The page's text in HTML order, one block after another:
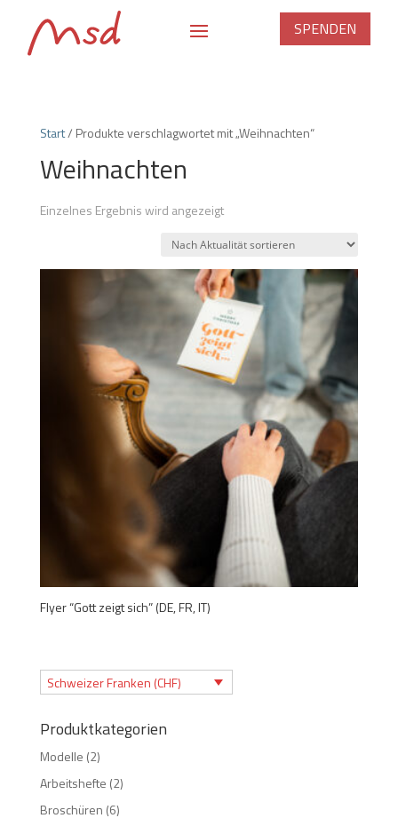
SPENDEN
Start/ Produkte verschlagwortet mit „Weihnachten“
Weihnachten
Einzelnes Ergebnis wird angezeigt
Flyer “Gott zeigt sich” (DE, FR, IT)
Schweizer Franken (CHF)
Produktkategorien
Modelle (2)
Arbeitshefte (2)
Broschüren (6)